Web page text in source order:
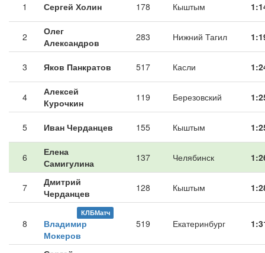
1 Сергей Холин 178 Кыштым
2
Олег
Александров
283 Нижний Тагил
3 Яков Панкратов 517 Касли
4
Алексей
Курочкин
119 Березовский
5 Иван Черданцев 155 Кыштым
6
Елена
Самигулина
137 Челябинск
7
Дмитрий
Черданцев
128 Кыштым
8
КЛБМатч
Владимир
Мокеров
519 Екатеринбург